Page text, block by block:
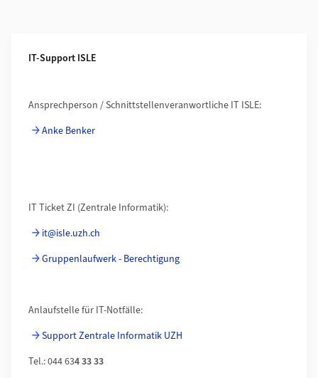
IT-Support ISLE
Ansprechperson / Schnittstellenveranwortliche IT ISLE:
Anke Benker
IT Ticket ZI (Zentrale Informatik):
it@isle.uzh.ch
Gruppenlaufwerk - Berechtigung
Anlaufstelle für IT-Notfälle:
Support Zentrale Informatik UZH
Tel.: 044 634 33 33